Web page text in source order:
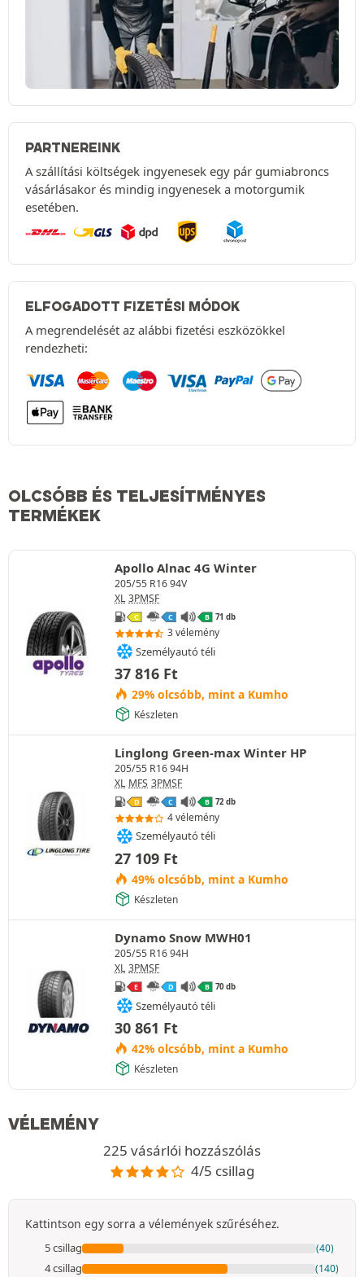
PARTNEREINK
A szállítási költségek ingyenesek egy pár gumiabroncs
vásárlásakor és mindig ingyenesek a motorgumik
esetében.
ELFOGADOTT FIZETÉSI MÓDOK
A megrendelését az alábbi fizetési eszközökkel
rendezheti:
OLCSÓBB ÉS TELJESÍTMÉNYES
TERMÉKEK
Apollo Alnac 4G Winter
205/55 R16 94V
XL 3PMSF
C C B 71 db
3 vélemény
Személyautó téli
37 816 Ft
29% olcsóbb, mint a Kumho
Készleten
Linglong Green-max Winter HP
205/55 R16 94H
XL MFS 3PMSF
D C B 72 db
4 vélemény
Személyautó téli
27 109 Ft
49% olcsóbb, mint a Kumho
Készleten
Dynamo Snow MWH01
205/55 R16 94H
XL 3PMSF
E D B 70 db
Személyautó téli
30 861 Ft
42% olcsóbb, mint a Kumho
Készleten
VÉLEMÉNY
225 vásárlói hozzászólás
4/5 csillag
Kattintson egy sorra a vélemények szűréséhez.
5 csillag (40)
4 csillag (140)